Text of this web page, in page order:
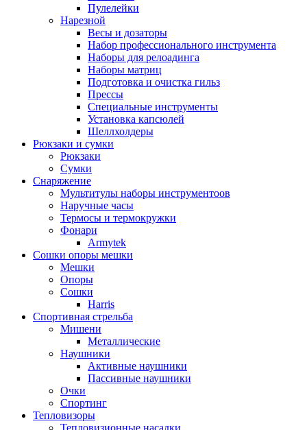
Пулелейки
Нарезной
Весы и дозаторы
Набор профессионального инструмента
Наборы для релоадинга
Наборы матриц
Подготовка и очистка гильз
Прессы
Специальные инструменты
Установка капсюлей
Шеллхолдеры
Рюкзаки и сумки
Рюкзаки
Сумки
Снаряжение
Мультитулы наборы инструментоов
Наручные часы
Термосы и термокружки
Фонари
Armytek
Сошки опоры мешки
Мешки
Опоры
Сошки
Harris
Спортивная стрельба
Мишени
Металлические
Наушники
Активные наушники
Пассивные наушники
Очки
Спортинг
Тепловизоры
Тепловизионные насадки